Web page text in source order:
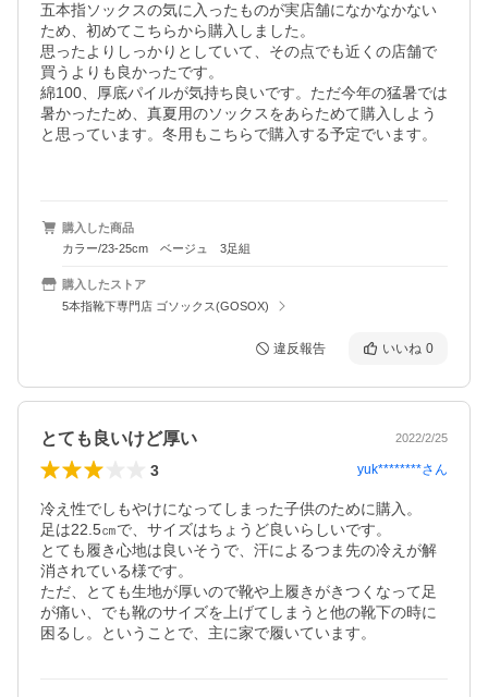
五本指ソックスの気に入ったものが実店舗になかなかない
ため、初めてこちらから購入しました。
思ったよりしっかりとしていて、その点でも近くの店舗で
買うよりも良かったです。
綿100、厚底パイルが気持ち良いです。ただ今年の猛暑では
暑かったため、真夏用のソックスをあらためて購入しよう
と思っています。冬用もこちらで購入する予定でいます。
購入した商品
カラー/23-25cm ベージュ 3足組
購入したストア
5本指靴下専門店 ゴソックス(GOSOX)
違反報告 いいね 0
とても良いけど厚い 2022/2/25
3 yuk********さん
冷え性でしもやけになってしまった子供のために購入。
足は22.5㎝で、サイズはちょうど良いらしいです。
とても履き心地は良いそうで、汗によるつま先の冷えが解
消されている様です。
ただ、とても生地が厚いので靴や上履きがきつくなって足
が痛い、でも靴のサイズを上げてしまうと他の靴下の時に
困るし。ということで、主に家で履いています。